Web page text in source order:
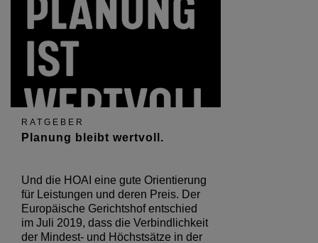
RATGEBER
Planung bleibt wertvoll.
Und die HOAI eine gute Orientierung
für Leistungen und deren Preis. Der
Europäische Gerichtshof entschied
im Juli 2019, dass die Verbindlichkeit
der Mindest- und Höchstsätze in der